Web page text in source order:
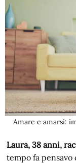
Amare e amarsi:
Laura, 38 anni,
tempo fa pensavo